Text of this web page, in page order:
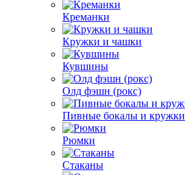
Креманки
Кружки и чашки
Кувшины
Олд фэшн (рокс)
Пивные бокалы и кружки
Рюмки
Стаканы